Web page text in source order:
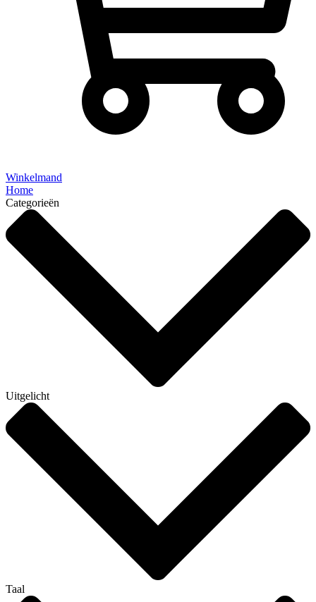
Winkelmand
Home
Categorieën
Uitgelicht
Taal